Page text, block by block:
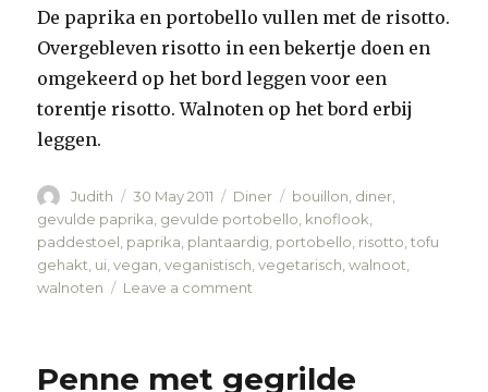
De paprika en portobello vullen met de risotto.
Overgebleven risotto in een bekertje doen en
omgekeerd op het bord leggen voor een
torentje risotto. Walnoten op het bord erbij
leggen.
Author
Judith
Posted
on
30 May 2011 Categories
Diner Tags
bouillon, diner,
gevulde paprika, gevulde portobello, knoflook,
paddestoel, paprika, plantaardig, portobello, risotto,tofu
gehakt, ui,vegan,veganistisch,vegetarisch,walnoot,
walnoten
Leave a comment
portobello
Penne met gegrilde